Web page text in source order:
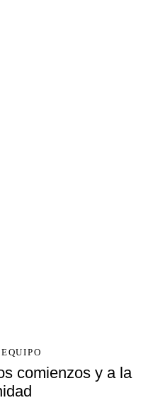
comienzos y a la